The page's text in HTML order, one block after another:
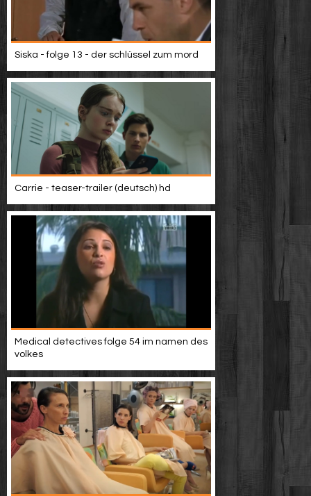
Siska - folge 13 - der schlüssel zum mord
Carrie - teaser-trailer (deutsch) hd
Medical detectives folge 54 im namen des
volkes